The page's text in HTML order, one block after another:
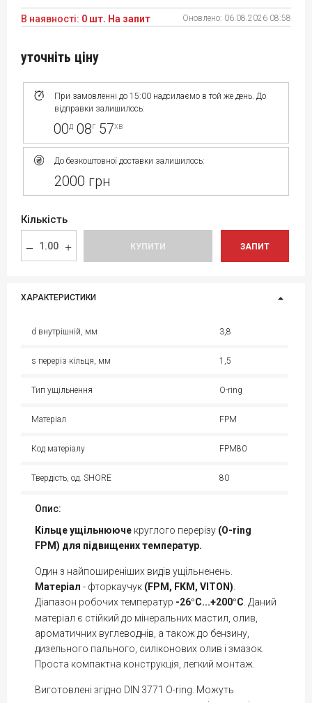
В наявності: 0 шт. На запит Оновлено: 06.08.2026 08:58
При замовленні до 15:00 надсилаємо в той же день. До
відправки залишилось:
00д 08г 57хв
До безкоштовної доставки залишилось:
2000 грн
уточніть ціну
Кількість
КУПИТИ ЗАПИТ
ХАРАКТЕРИСТИКИ
d внутрішній, мм 3,8
s переріз кільця, мм 1,5
Тип ущільнення O-ring
Матеріал FPM
Код матеріалу FPM80
Твердість, од. SHORE 80
Опис:
Кільцеущільнююче круглого перерізу (O-ring
FPM) для підвищених температур.
Один з найпоширеніших видів ущільненень.
Матеріал - фторкаучук (FPM, FKM, VITON)
Діапазон робочих температур -26°С...+200°С . Даний
матеріал є стійкий до мінеральних мастил, олив,
ароматичних вуглеводнів, а також до бензину,
дизельного пального, силіконових олив і змазок.
Проста компактна конструкція, легкий монтаж.
Виготовлені згідно DIN 3771 O-ring. Можуть